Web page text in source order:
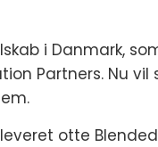
i Danmark,
Partners. Nu
leveret otte